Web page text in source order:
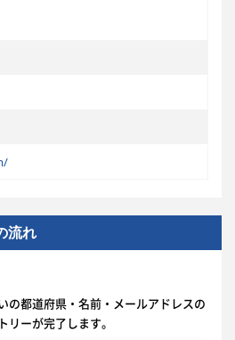
流れ
の都道府県・名前・メールアドレスの
リーが完了します。